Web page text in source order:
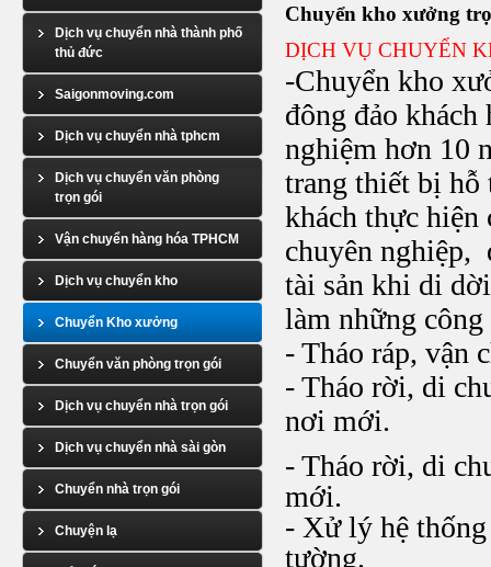
Dịch vụ chuyển nhà thành phố
thủ đức
Saigonmoving.com
Dịch vụ chuyển nhà tphcm
Dịch vụ chuyển văn phòng
trọn gói
Vận chuyển hàng hóa TPHCM
Dịch vụ chuyển kho
Chuyển Kho xưởng
Chuyển văn phòng trọn gói
Dịch vụ chuyển nhà trọn gói
Dịch vụ chuyển nhà sài gòn
Chuyển nhà trọn gói
Chuyện lạ
Chuyển kho xưởng
DỊCH VỤ CHUYỂN
-Chuyển kho
đông đảo
nghiệm hơn 10
trang thiết bị
khách thực hiện
chuyên nghiệp,
tài sản khi di
làm những công
- Tháo ráp, vận
- Tháo rời, di
nơi mới.
- Tháo rời, di
mới.
- Xử lý hệ
tường.